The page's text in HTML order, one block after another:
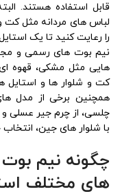
قابل استفاده هستند.
لباس های مردانه مثل کت
را رعایت کنید تا یک
نیم بوت های رسمی و
هایی مثل مشکی، قهوه
کت و شلوار ها و استایل
همچنین برخی از مدل
چلسی، از چرم جیر عسلی و
با شلوار های جین،
چگونه نیم بوت
های مختلف